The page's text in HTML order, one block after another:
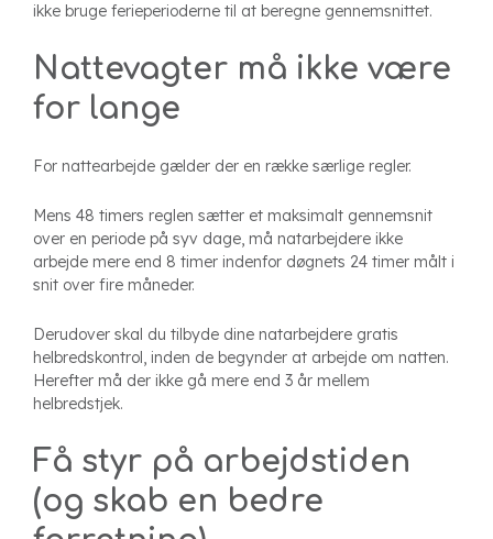
ikke bruge ferieperioderne til at beregne gennemsnittet.
Nattevagter må ikke være
for lange
For nattearbejde gælder der en række særlige regler.
Mens 48 timers reglen sætter et maksimalt gennemsnit
over en periode på syv dage, må natarbejdere ikke
arbejde mere end 8 timer indenfor døgnets 24 timer målt i
snit over fire måneder.
Derudover skal du tilbyde dine natarbejdere gratis
helbredskontrol, inden de begynder at arbejde om natten.
Herefter må der ikke gå mere end 3 år mellem
helbredstjek.
Få styr på arbejdstiden
(og skab en bedre